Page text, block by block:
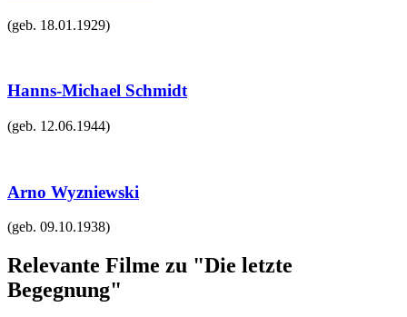
(geb. 18.01.1929)
Hanns-Michael Schmidt
(geb. 12.06.1944)
Arno Wyzniewski
(geb. 09.10.1938)
Relevante Filme zu "Die letzte
Begegnung"